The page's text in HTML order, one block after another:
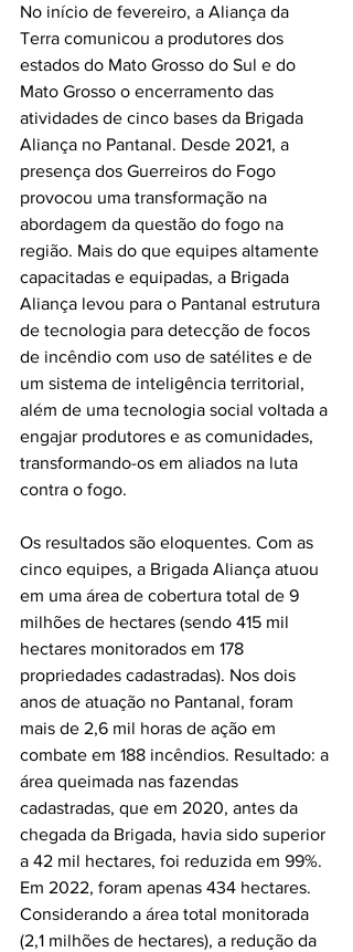
No início de fevereiro, a Aliança da
Terra comunicou a produtores dos
estados do Mato Grosso do Sul e do
Mato Grosso o encerramento das
atividades de cinco bases da Brigada
Aliança no Pantanal. Desde 2021, a
presença dos Guerreiros do Fogo
provocou uma transformação na
abordagem da questão do fogo na
região. Mais do que equipes altamente
capacitadas e equipadas, a Brigada
Aliança levou para o Pantanal estrutura
de tecnologia para detecção de focos
de incêndio com uso de satélites e de
um sistema de inteligência territorial,
além de uma tecnologia social voltada a
engajar produtores e as comunidades,
transformando-os em aliados na luta
contra o fogo.
Os resultados são eloquentes. Com as
cinco equipes, a Brigada Aliança atuou
em uma área de cobertura total de 9
milhões de hectares (sendo 415 mil
hectares monitorados em 178
propriedades cadastradas). Nos dois
anos de atuação no Pantanal, foram
mais de 2,6 mil horas de ação em
combate em 188 incêndios. Resultado: a
área queimada nas fazendas
cadastradas, que em 2020, antes da
chegada da Brigada, havia sido superior
a 42 mil hectares, foi reduzida em 99%.
Em 2022, foram apenas 434 hectares.
Considerando a área total monitorada
(2,1 milhões de hectares), a redução da